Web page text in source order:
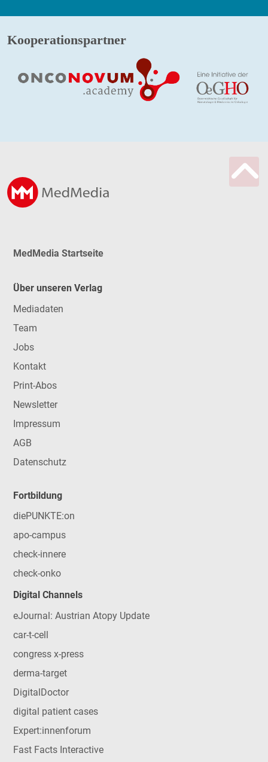
Kooperationspartner
MedMedia Startseite
Über unseren Verlag
Mediadaten
Team
Jobs
Kontakt
Print-Abos
Newsletter
Impressum
AGB
Datenschutz
Fortbildung
diePUNKTE:on
apo-campus
check-innere
check-onko
Digital Channels
eJournal: Austrian Atopy Update
car-t-cell
congress x-press
derma-target
DigitalDoctor
digital patient cases
Expert:innenforum
Fast Facts Interactive